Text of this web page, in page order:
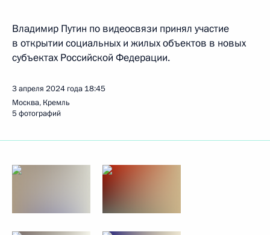
Владимир Путин по видеосвязи принял участие
в открытии социальных и жилых объектов в новых
субъектах Российской Федерации.
3 апреля 2024 года 18:45
Москва, Кремль
5 фотографий